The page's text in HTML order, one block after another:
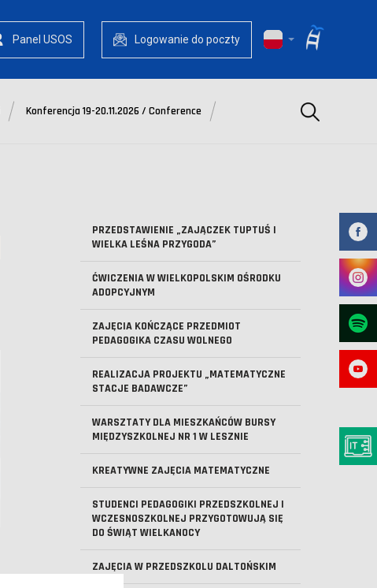
Panel USOS Logowanie do poczty
Konferencja 19-20.11.2026 / Conference Szukaj
PRZEDSTAWIENIE „ZAJĄCZEK TUPTUŚ I
WIELKA LEŚNA PRZYGODA”
ĆWICZENIA W WIELKOPOLSKIM OŚRODKU
ADOPCYJNYM
ZAJĘCIA KOŃCZĄCE PRZEDMIOT
PEDAGOGIKA CZASU WOLNEGO
REALIZACJA PROJEKTU „MATEMATYCZNE
STACJE BADAWCZE”
WARSZTATY DLA MIESZKAŃCÓW BURSY
MIĘDZYSZKOLNEJ NR 1 W LESZNIE
KREATYWNE ZAJĘCIA MATEMATYCZNE
STUDENCI PEDAGOGIKI PRZEDSZKOLNEJ I
WCZESNOSZKOLNEJ PRZYGOTOWUJĄ SIĘ
DO ŚWIĄT WIELKANOCY
ZAJĘCIA W PRZEDSZKOLU DALTOŃSKIM